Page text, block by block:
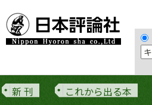
新 刊 これから出る本